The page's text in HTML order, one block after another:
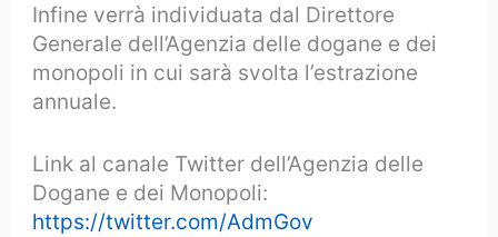
Infine verrà individuata dal Direttore
Generale dell’Agenzia delle dogane e dei
monopoli in cui sarà svolta l’estrazione
annuale.
Link al canale Twitter dell’Agenzia delle
Dogane e dei Monopoli:
https://twitter.com/AdmGov